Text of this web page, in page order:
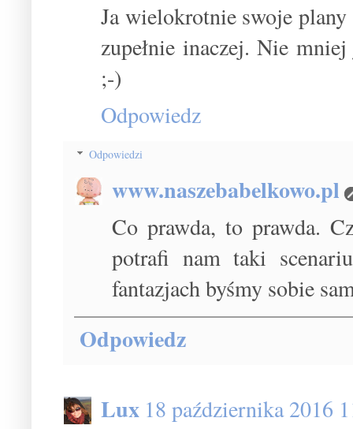
Ja wielokrotnie swoje plany
zupełnie inaczej. Nie
;-)
Odpowiedz
Odpowiedzi
www.naszebabelkowo.pl
Co prawda, to prawda.
potrafi nam taki
fantazjach byśmy sobie
Odpowiedz
Lux 18 października 2016